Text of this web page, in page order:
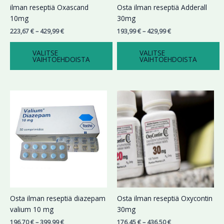
ilman reseptiä Oxascand
10mg
223,67€– 429,99€
VALITSE
VAIHTOEHDOISTA
tehdä
valinnat
tuotteen
Osta ilman reseptiä Adderall
30mg
193,99€– 429,99€
VALITSE
VAIHTOEHDOISTA
tehdä
valinnat
tuotteen
Osta ilman reseptiä diazepam
valium 10 mg
196,70€–399,99€
399,99 €
tuotteella
useampi
muunnelma.
Voit
tehdä
sivulla.
Osta ilman reseptiä Oxycontin
30mg
176,45€– 436,50€
Hintaluokka:
176,45 €
-
436,50 €
tuotteella
on
useampi
muunnelma.
Voit
tehdä
valinnat
tuotteen
sivulla.